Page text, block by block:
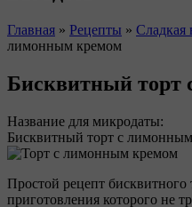
Главная » Рецепты » Сладкая
лимонным кремом
Бисквитный торт
Название для микродаты:
Бисквитный торт с
Простой рецепт
приготовления которого не